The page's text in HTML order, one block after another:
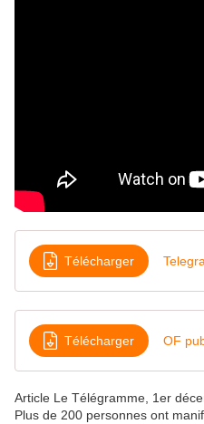
Télécharger
Télécharger OF
Article Le Télégramme, 1er
Plus de 200 personnes ont